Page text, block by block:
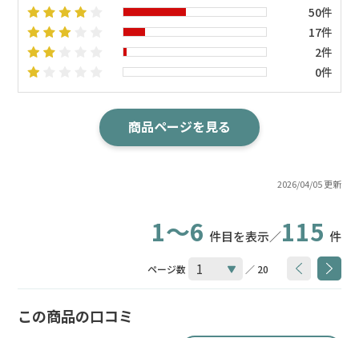
2026/04/05 更新
50件
17件
2件
0件
商品ページを見る
1～6 件目を表示／115 件
ページ数 ／ 20
この商品の口コミ